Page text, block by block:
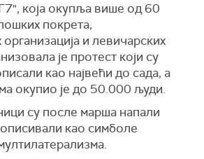
која окупља више од 60
покрета,
и левичарских
је протест који су
као највећи до сада, а
окупио је до 50.000 људи.
су после марша напали
описивали као симболе